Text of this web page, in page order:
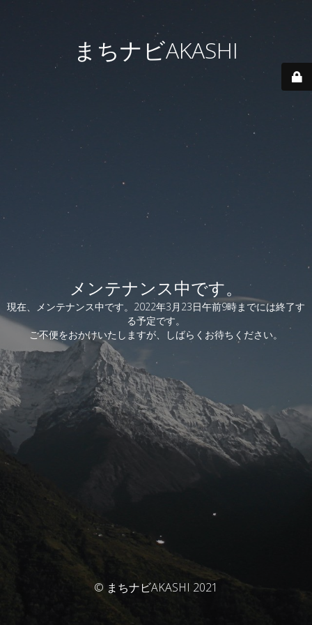
まちナビAKASHI
メンテナンス中です。
現在、メンテナンス中です。2022年3月23日午前9時までには終了す
る予定です。
ご不便をおかけいたしますが、しばらくお待ちください。
© まちナビAKASHI 2021